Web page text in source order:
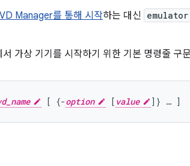
Manager를 통해 시작하는 대신 emulator
가상 기기를 시작하기 위한 기본 명령줄 구
[ {-option [ value